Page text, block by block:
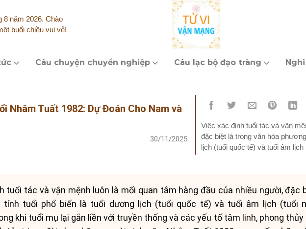
8 năm 2026. Chào
buổi chiều vui vẻ!
Câu chuyện chuyển nghiệp Câu lạc bộ đạo tràng
Nhâm Tuất 1982: Dự Đoán Cho Nam và
30/11/2025
Việc xác định tuổi tác và vận
đặc biệt là trong văn hóa
lịch (tuổi quốc tế) và tuổi âm
tuổi tác và vận mệnh luôn là mối quan tâm hàng đầu của nhiều người, đặc
tính tuổi phổ biến là tuổi dương lịch (tuổi quốc tế) và tuổi âm lịch (tuổi
khi tuổi mụ lại gắn liền với truyền thống và các yếu tố tâm linh, phong